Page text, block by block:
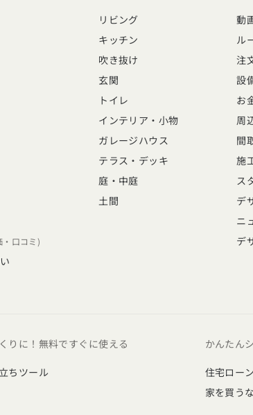
・口コミ)
リビング
キッチン
吹き抜け
玄関
トイレ
インテリア・小物
ガレージハウス
テラス・デッキ
庭・中庭
土間
動
ル
注
設
お
周
間
施
ス
デ
ニ
デ
りに！無料ですぐに使える
ちツール
かんたん
住宅ロー
家を買う